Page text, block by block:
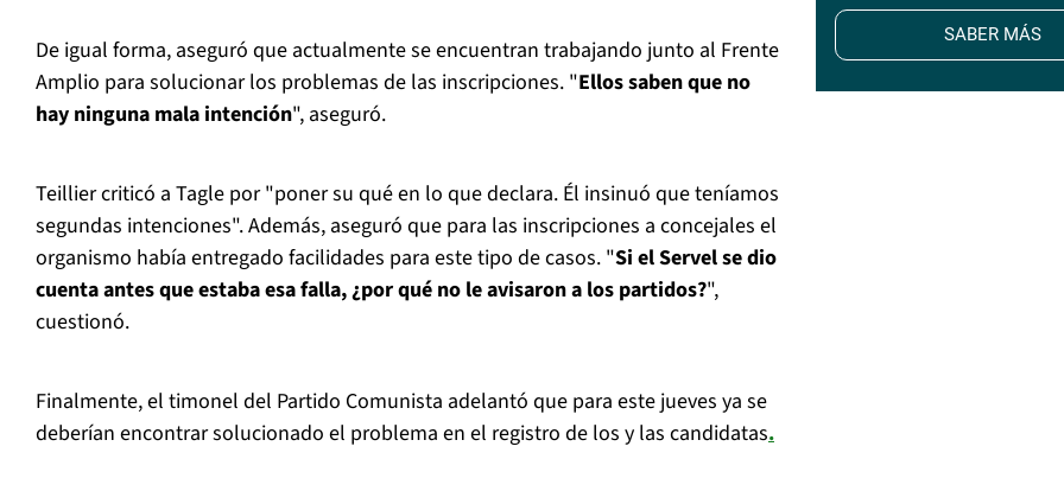
De igual forma, aseguró que actualmente se encuentran trabajando junto al Frente
Amplio para solucionar los problemas de las inscripciones. "Ellos saben que no
hay ninguna mala intención", aseguró.
Teillier criticó a Tagle por "poner su qué en lo que declara. Él insinuó que teníamos
segundas intenciones". Además, aseguró que para las inscripciones a concejales el
organismo había entregado facilidades para este tipo de casos. "Si el Servel se dio
cuenta antes que estaba esa falla, ¿por qué no le avisaron a los partidos?",
cuestionó.
Finalmente, el timonel del Partido Comunista adelantó que para este jueves ya se
deberían encontrar solucionado el problema en el registro de los y las candidatas.
SABER MÁS